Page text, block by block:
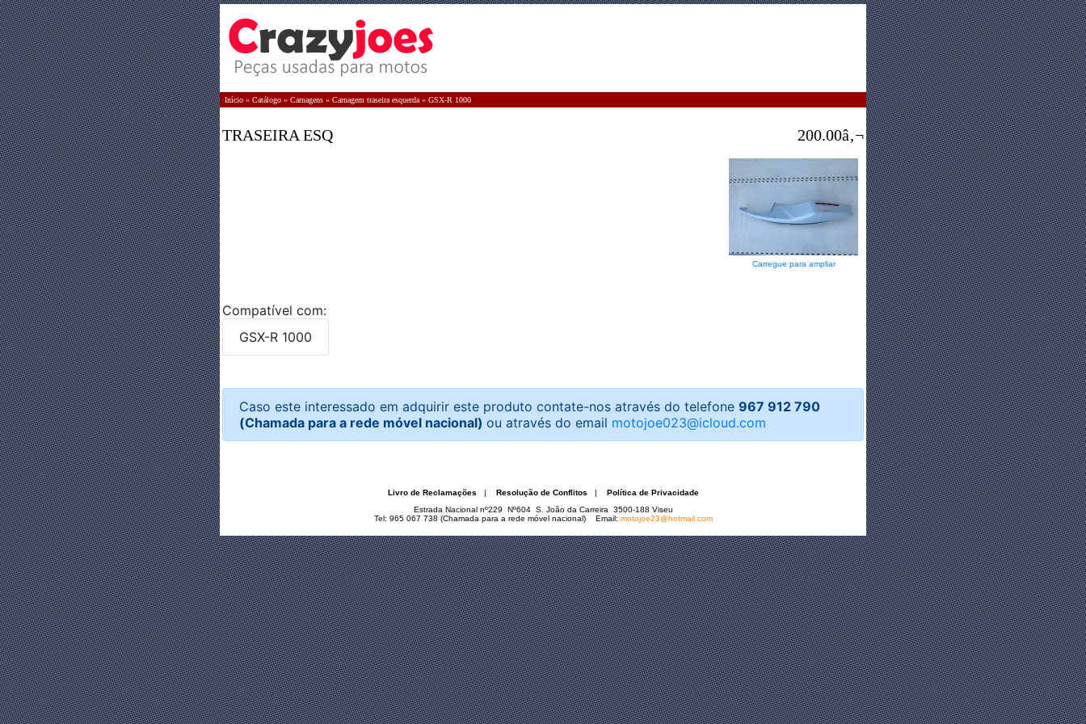
Início » Catálogo » Carnagens » Carnagem traseira esquerda » GSX-R 1000
TRASEIRA ESQ 200.00â‚¬
Carregue para ampliar
Compatível com:
GSX-R 1000
Caso este interessado em adquirir este produto contate-nos através do telefone 967 912 790
(Chamada para a rede móvel nacional) ou através do email motojoe023@icloud.com
Livro de Reclamações | Resolução de Conflitos | Política de Privacidade
Estrada Nacional nº229 Nº604 S. João da Carreira 3500-188 Viseu
Tel: 965 067 738 (Chamada para a rede móvel nacional) Email: motojoe23@hotmail.com